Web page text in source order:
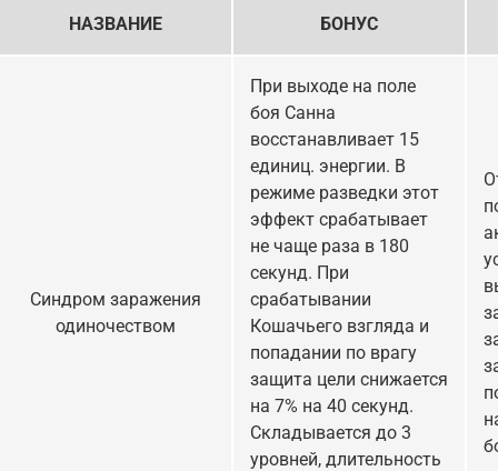
НАЗВАНИЕ БОНУС
Синдром заражения
одиночеством
При выходе на поле
боя Санна
восстанавливает 15
единиц. энергии. В
режиме разведки этот
эффект срабатывает
не чаще раза в 180
секунд. При
срабатывании
Кошачьего взгляда и
попадании по врагу
защита цели снижается
на 7% на 40 секунд.
Складывается до 3
уровней, длительность